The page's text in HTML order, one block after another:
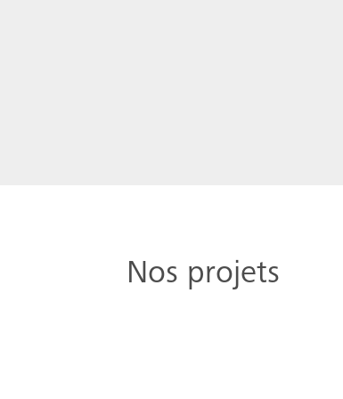
Nos projets